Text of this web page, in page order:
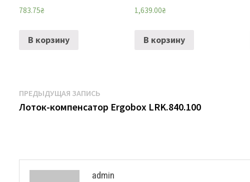
783.75₴
В корзину
1,639.00₴
В корзину
Навигация
по
ПРЕДЫДУЩАЯ ЗАПИСЬ
запись:
Лоток-компенсатор Ergobox LRK.840.100
admin